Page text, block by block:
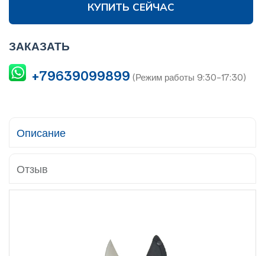
КУПИТЬ СЕЙЧАС
ЗАКАЗАТЬ
+79639099899 (Режим работы 9:30-17:30)
Описание
Отзыв